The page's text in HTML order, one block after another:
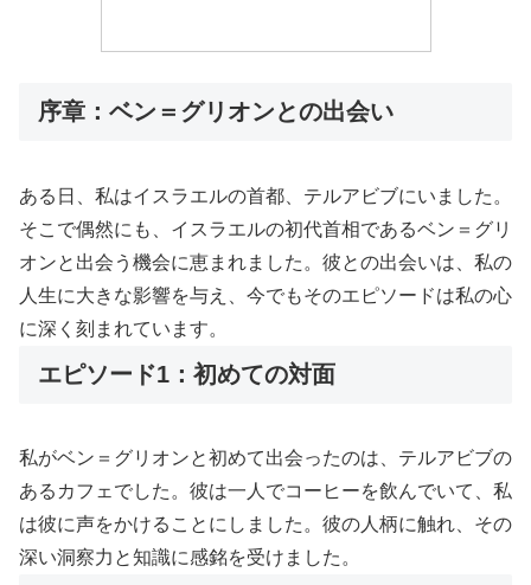
序章：ベン＝グリオンとの出会い
ある日、私はイスラエルの首都、テルアビブにいました。
そこで偶然にも、イスラエルの初代首相であるベン＝グリ
オンと出会う機会に恵まれました。彼との出会いは、私の
人生に大きな影響を与え、今でもそのエピソードは私の心
に深く刻まれています。
エピソード1：初めての対面
私がベン＝グリオンと初めて出会ったのは、テルアビブの
あるカフェでした。彼は一人でコーヒーを飲んでいて、私
は彼に声をかけることにしました。彼の人柄に触れ、その
深い洞察力と知識に感銘を受けました。